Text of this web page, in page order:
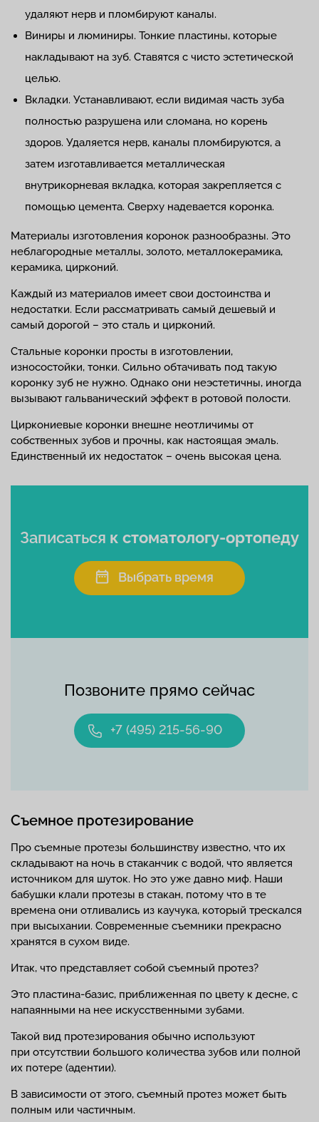
удаляют нерв и пломбируют каналы.
Виниры и люминиры. Тонкие пластины, которые
накладывают на зуб. Ставятся с чисто эстетической
целью.
Вкладки. Устанавливают, если видимая часть зуба
полностью разрушена или сломана, но корень
здоров. Удаляется нерв, каналы пломбируются, а
затем изготавливается металлическая
внутрикорневая вкладка, которая закрепляется с
помощью цемента. Сверху надевается коронка.
Материалы изготовления коронок разнообразны. Это
неблагородные металлы, золото, металлокерамика,
керамика, цирконий.
Каждый из материалов имеет свои достоинства и
недостатки. Если рассматривать самый дешевый и
самый дорогой – это сталь и цирконий.
Стальные коронки просты в изготовлении,
износостойки, тонки. Сильно обтачивать под такую
коронку зуб не нужно. Однако они неэстетичны, иногда
вызывают гальванический эффект в ротовой полости.
Циркониевые коронки внешне неотличимы от
собственных зубов и прочны, как настоящая эмаль.
Единственный их недостаток – очень высокая цена.
Позвоните прямо сейчас
+7 (495) 215-56-90
Записаться к стоматологу-ортопеду
Выбрать время
Съемное протезирование
Про съемные протезы большинству известно, что их
складывают на ночь в стаканчик с водой, что является
источником для шуток. Но это уже давно миф. Наши
бабушки клали протезы в стакан, потому что в те
времена они отливались из каучука, который трескался
при высыхании. Современные съемники прекрасно
хранятся в сухом виде.
Итак, что представляет собой съемный протез?
Это пластина-базис, приближенная по цвету к десне, с
напаянными на нее искусственными зубами.
Такой вид протезирования обычно используют
при отсутствии большого количества зубов или полной
их потере (адентии).
В зависимости от этого, съемный протез может быть
полным или частичным.